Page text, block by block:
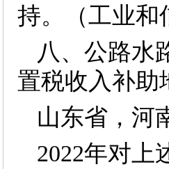
持。（工业和
八、公路水
置税收入补助
山东省，河
2022年对上